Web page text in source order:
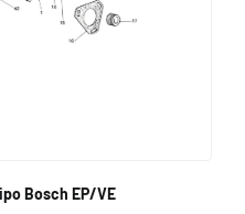
Bosch EP/VE